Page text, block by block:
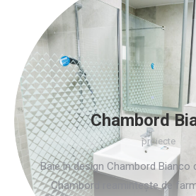
Chambord
proiecte
Baie în design Chambord Bianco
Chambord reamintește de